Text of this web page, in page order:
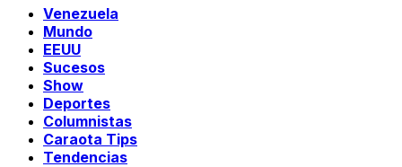
Venezuela
Mundo
EEUU
Sucesos
Show
Deportes
Columnistas
Caraota Tips
Tendencias